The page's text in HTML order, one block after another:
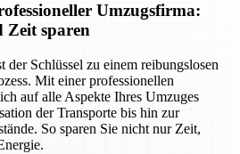
Umzugsfirma:
Zeit sparen
Schlüssel zu einem reibungslosen
Mit einer professionellen
auf alle Aspekte Ihres Umzuges
der Transporte bis hin zur
So sparen Sie nicht nur Zeit,